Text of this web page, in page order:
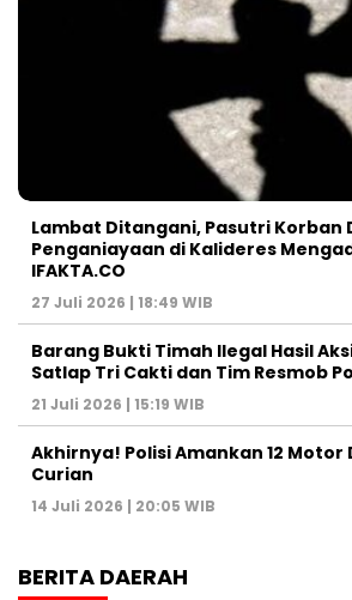
Lambat Ditangani, Pasutri Korban
Penganiayaan di Kalideres
IFAKTA.CO
27 Juli 2026 | 18:49 WIB
Barang Bukti Timah Ilegal Hasil
Satlap Tri Cakti dan Tim Resmob
21 Juli 2026 | 15:19 WIB
Akhirnya! Polisi Amankan 12 Motor
Curian
14 Juli 2026 | 20:05 WIB
BERITA DAERAH